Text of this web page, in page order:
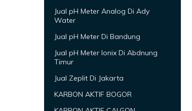
Jual pH Meter Analog Di Ady
Water
Jual pH Meter Di Bandung
Jual pH Meter Ionix Di Abdnung
Timur
Jual Zeplit Di Jakarta
KARBON AKTIF BOGOR